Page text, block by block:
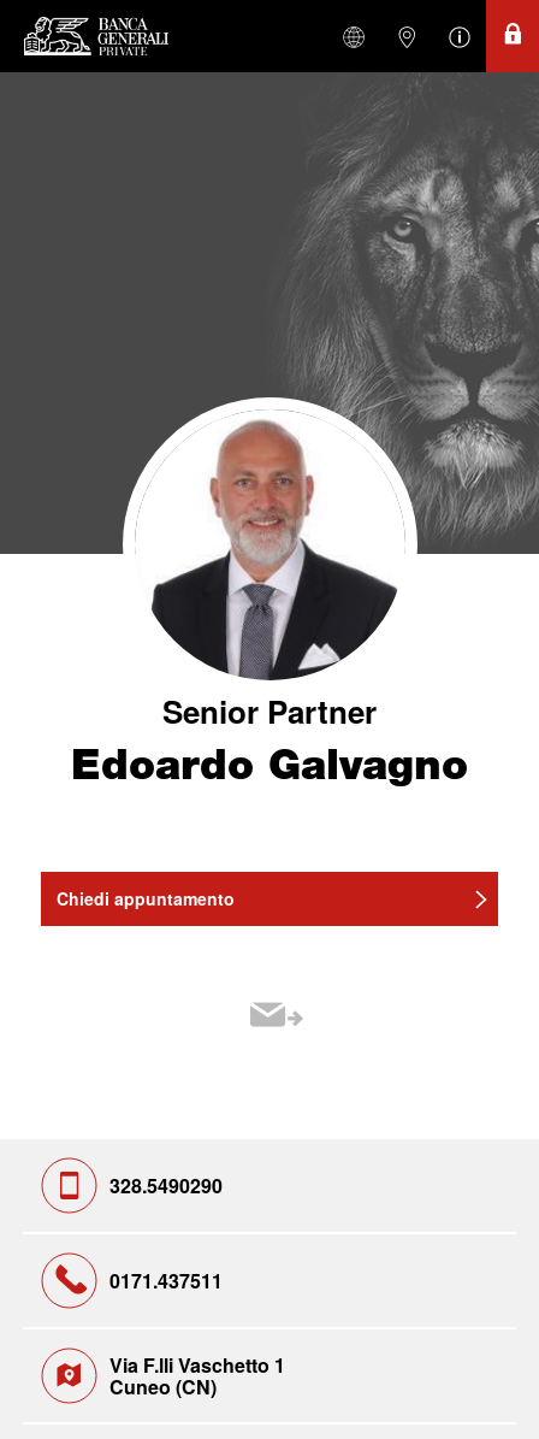
Senior Partner
Edoardo Galvagno
Chiedi appuntamento
328.5490290
0171.437511
Via F.lli Vaschetto 1
Cuneo (CN)